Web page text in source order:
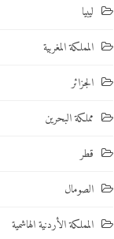
ليبيا
المملكة المغربية
الجزائر
مملكة البحرين
قطر
الصومال
المملكة الأردنية الهاشمية